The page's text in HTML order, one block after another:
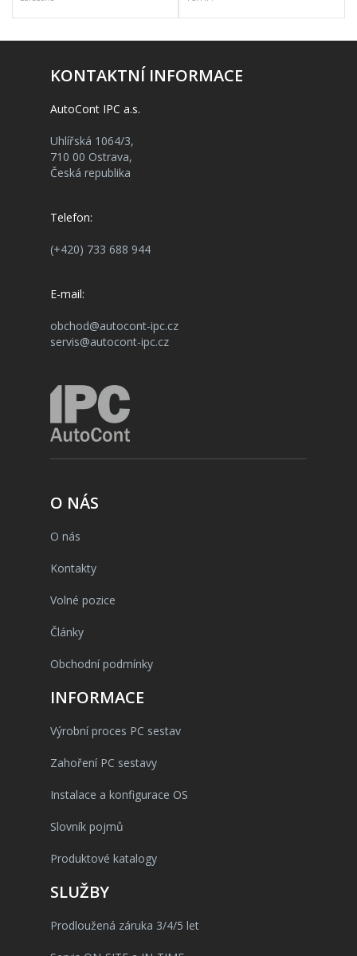
KONTAKTNÍ INFORMACE
AutoCont IPC a.s.
Uhlířská 1064/3,
710 00 Ostrava,
Česká republika
Telefon:
(+420) 733 688 944
E-mail:
obchod@autocont-ipc.cz
servis@autocont-ipc.cz
O NÁS
O nás
Kontakty
Volné pozice
Články
Obchodní podmínky
INFORMACE
Výrobní proces PC sestav
Zahoření PC sestavy
Instalace a konfigurace OS
Slovník pojmů
Produktové katalogy
SLUŽBY
Prodloužená záruka 3/4/5 let